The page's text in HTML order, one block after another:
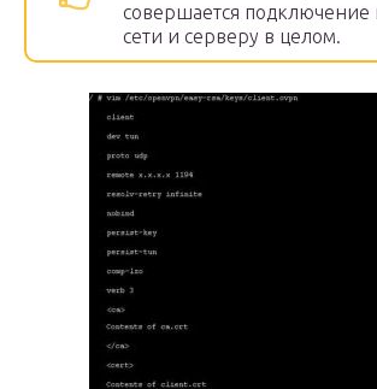
совершается подключение
сети и серверу в целом.